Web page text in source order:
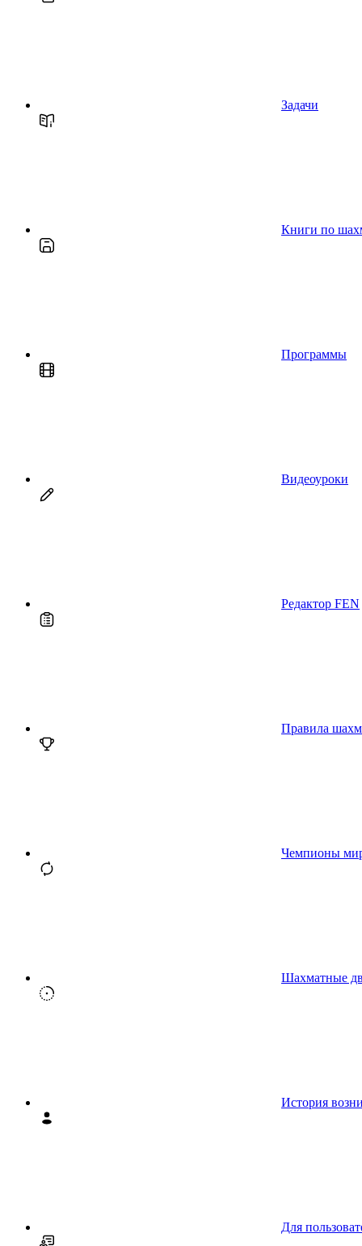
Задачи
Книги по
Программы
Видеоуроки
Редактор FEN
Правила
Чемпионы
Шахматные
История
Для